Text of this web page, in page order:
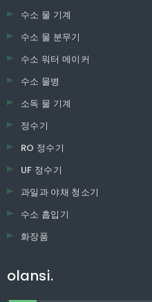
수소 물 기계
수소 물 분무기
수소 워터 메이커
수소 물병
소독 물 기계
정수기
RO 정수기
UF 정수기
과일과 야채 청소기
수소 흡입기
화장품
olansi.